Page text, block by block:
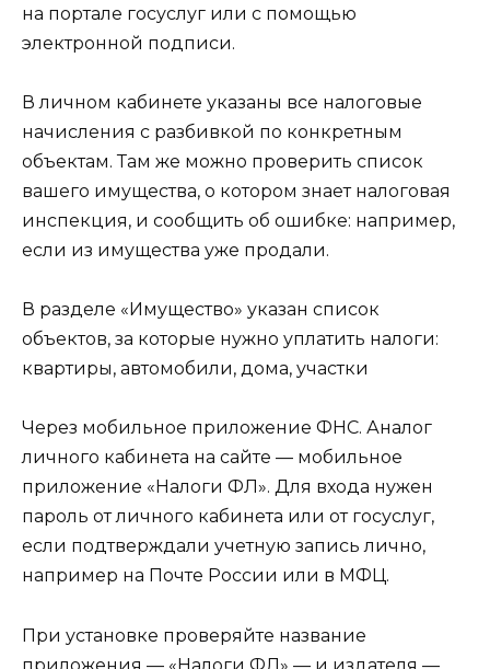
на портале госуслуг или с помощью
электронной подписи.
В личном кабинете указаны все налоговые
начисления с разбивкой по конкретным
объектам. Там же можно проверить список
вашего имущества, о котором знает налоговая
инспекция, и сообщить об ошибке: например,
если из имущества уже продали.
В разделе «Имущество» указан список
объектов, за которые нужно уплатить налоги:
квартиры, автомобили, дома, участки
Через мобильное приложение ФНС. Аналог
личного кабинета на сайте — мобильное
приложение «Налоги ФЛ». Для входа нужен
пароль от личного кабинета или от госуслуг,
если подтверждали учетную запись лично,
например на Почте России или в МФЦ.
При установке проверяйте название
приложения — «Налоги ФЛ» — и издателя —